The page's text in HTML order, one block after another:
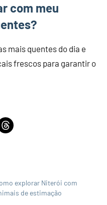
com meu
mais quentes do dia e
frescos para garantir o
explorar Niterói com
de estimação